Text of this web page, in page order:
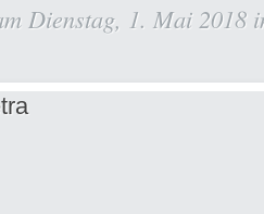
Dienstag, 1. Mai 2018